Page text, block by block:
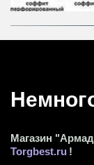
Torgbest.ru !